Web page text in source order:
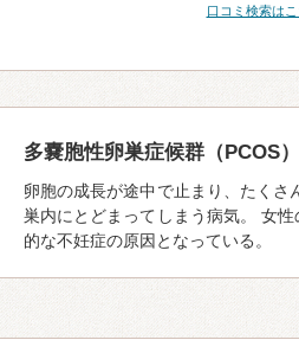
口コミ検索は
多嚢胞性卵巣症候群（PCOS
卵胞の成⻑が途中で止まり、たくさ
巣内にとどまってしまう病気。 女
的な不妊症の原因となっている。